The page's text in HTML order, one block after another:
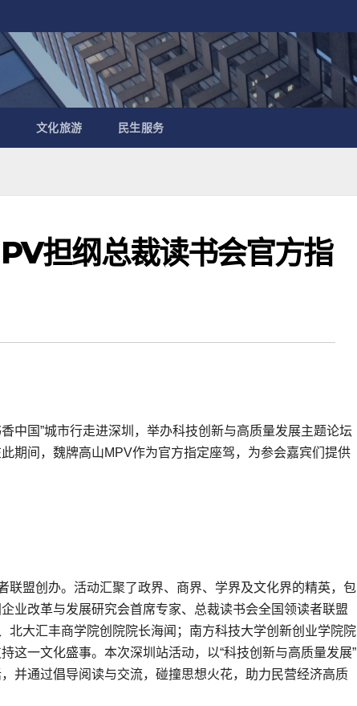
文化旅游 民生服务
担纲总裁读书会官方指
中国”城市行走进深圳，举办科技创新与高质量发展主题论坛
间，魏牌高山MPV作为官方指定座驾，为参会嘉宾们提供
联盟创办。活动汇聚了政界、商界、学界及文化界的精英，包
业改革与发展研究会首席专家、总裁读书会全国领读者联盟
大汇丰商学院创院院长海闻；南方科技大学创新创业学院院
这一文化盛事。本次深圳站活动，以“科技创新与高质量发展”
并通过倡导阅读与交流，碰撞思想火花，助力民营经济高质